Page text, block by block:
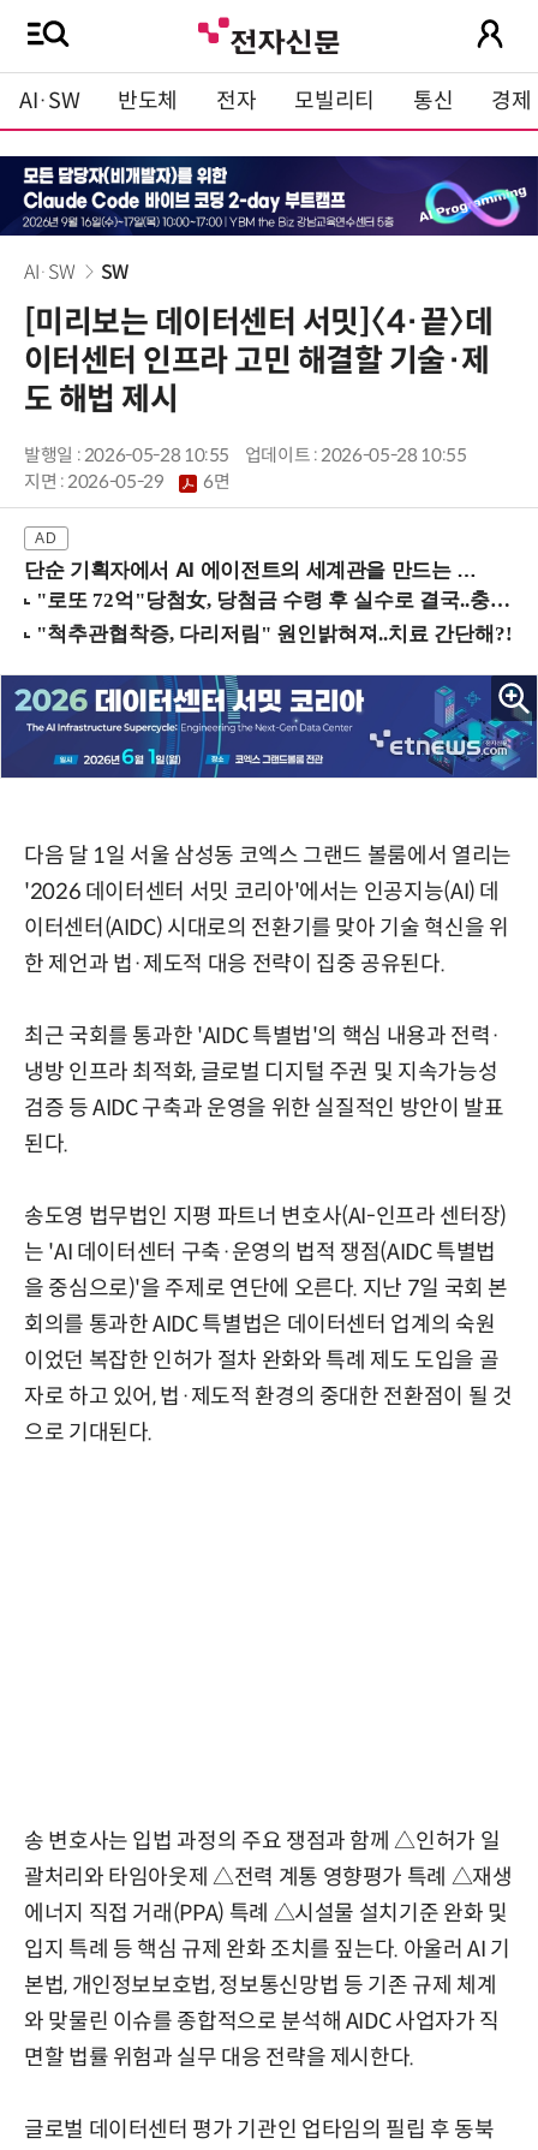
AI·SW 반도체 전자 모빌리티 통신 경제
AI·SW SW
[미리보는 데이터센터 서밋]〈4·끝〉데
이터센터 인프라 고민 해결할 기술·제
도 해법 제시
발행일 : 2026-05-28 10:55
업데이트 : 2026-05-28 10:55
지면 :2026-05-29 6면
단순 기획자에서 AI 에이전트의 세계관을 만드는 지식 설계자로.. (8/20 강남역)
다음 달 1일 서울 삼성동 코엑스 그랜드 볼룸에서 열리는
'2026 데이터센터 서밋 코리아'에서는 인공지능(AI) 데
이터센터(AIDC) 시대로의 전환기를 맞아 기술 혁신을 위
한 제언과 법·제도적 대응 전략이 집중 공유된다.
최근 국회를 통과한 'AIDC 특별법'의 핵심 내용과 전력·
냉방 인프라 최적화, 글로벌 디지털 주권 및 지속가능성
검증 등 AIDC 구축과 운영을 위한 실질적인 방안이 발표
된다.
송도영 법무법인 지평 파트너 변호사(AI-인프라 센터장)
는 'AI 데이터센터 구축·운영의 법적 쟁점(AIDC 특별법
을 중심으로)'을 주제로 연단에 오른다. 지난 7일 국회 본
회의를 통과한 AIDC 특별법은 데이터센터 업계의 숙원
이었던 복잡한 인허가 절차 완화와 특례 제도 도입을 골
자로 하고 있어, 법·제도적 환경의 중대한 전환점이 될 것
으로 기대된다.
송 변호사는 입법 과정의 주요 쟁점과 함께 △인허가 일
괄처리와 타임아웃제 △전력 계통 영향평가 특례 △재생
에너지 직접 거래(PPA) 특례 △시설물 설치기준 완화 및
입지 특례 등 핵심 규제 완화 조치를 짚는다. 아울러 AI 기
본법, 개인정보보호법, 정보통신망법 등 기존 규제 체계
와 맞물린 이슈를 종합적으로 분석해 AIDC 사업자가 직
면할 법률 위험과 실무 대응 전략을 제시한다.
글로벌 데이터센터 평가 기관인 업타임의 필립 후 동북